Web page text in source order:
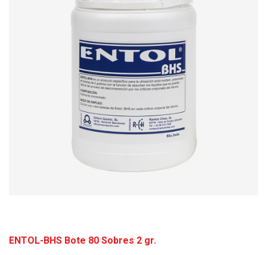
ENTOL-BHS Bote 80 Sobres 2 gr.